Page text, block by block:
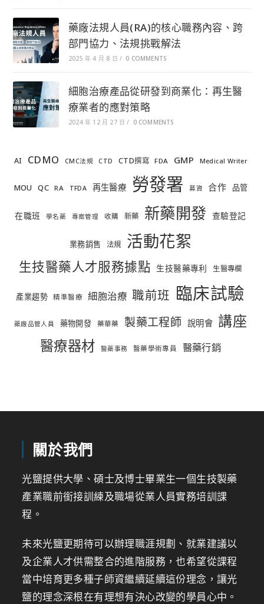
藥廠法規人員(RA)的核心職務內容、跨
部門協力、法規挑戰解法
2025 年 4 月 8 日 / 0 COMMENTS
細胞治療產品從研發到商業化：再生醫
療業者的應對策略
2024 年 12 月 27 日 / 0 COMMENTS
AI CDMO CMC法規 CTD CTD撰寫 FDA GMP Medical Writer
MOU QC RA TFDA 再生醫療 勞發署 募資 合作 品管
在職班 學名藥 專案管理 收購 新藥 新藥開發 查驗登記
業務銷售 法規 活動花絮
生技醫藥人才服務據點 生技醫藥專利 生醫專欄
產業趨勢 精準醫療 細胞治療 職前班 臨床試驗
藥廠品管人員 藥物開發 藥華藥 製藥工程師 說明會 講座
醫療器材 醫藥事務 醫藥學術專員 醫藥行銷
關於我們
光鹽提供大學、碩士及博士畢業生一個生技製藥
產業職前銜接訓練及職場從業人員實務培訓課
程。
未來光鹽更期待可以辦理職涯規劃、就業建議以
及企業人才供需整合的進階服務，也希望從課程
當中培育更多種子師資繼續延續這份理念，讓光
鹽的理念深根在有理想有決心改變的學員心中。